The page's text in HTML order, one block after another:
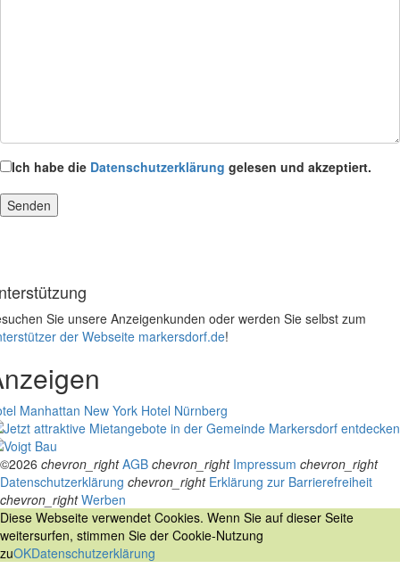
Ich habe die Datenschutzerklärung gelesen und akzeptiert.
Sie unsere Anzeigenkunden oder werden Sie selbst zum
der Webseite markersdorf.de!
Manhattan New York Hotel Nürnberg
©2026 chevron_right AGB chevron_right Impressum chevron_right
Datenschutzerklärung chevron_right Erklärung zur Barrierefreiheit
chevron_right Werben
Diese Webseite verwendet Cookies. Wenn Sie auf dieser Seite
weitersurfen, stimmen Sie der Cookie-Nutzung
zuOKDatenschutzerklärung